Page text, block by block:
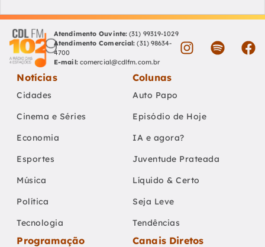
Atendimento Ouvinte: (31) 99319-1029
Atendimento Comercial: (31) 98634-
4700
E-mail: comercial@cdlfm.com.br
Notícias
Cidades
Cinema e Séries
Economia
Esportes
Música
Política
Tecnologia
Colunas
Auto Papo
Episódio de Hoje
IA e agora?
Juventude Prateada
Líquido & Certo
Seja Leve
Tendências
Programação Canais Diretos